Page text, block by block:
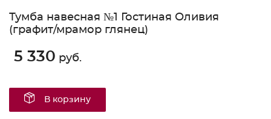
Тумба навесная №1 Гостиная Оливия
(графит/мрамор глянец)
5 330 руб.
В корзину